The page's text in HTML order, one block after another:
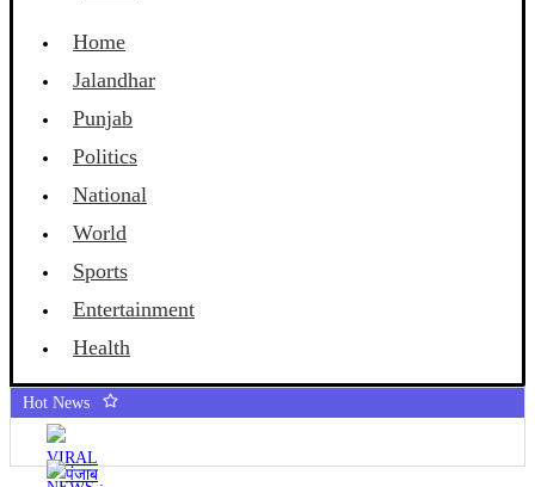
Home
Jalandhar
Punjab
Politics
National
World
Sports
Entertainment
Health
Hot News